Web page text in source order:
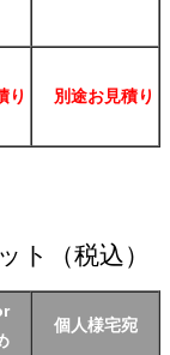
り 別途お見積り
ト （税込）
個人様宅宛